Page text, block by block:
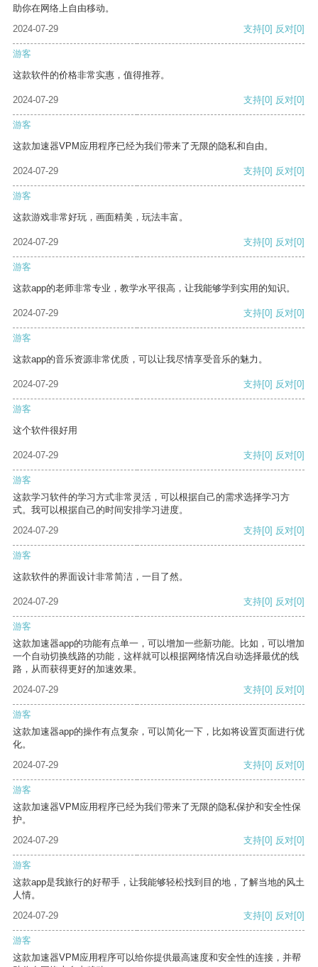
助你在网络上自由移动。
2024-07-29
支持[0] 反对[0]
游客
这款软件的价格非常实惠，值得推荐。
2024-07-29 支持[0] 反对[0]
游客
这款加速器VPM应用程序已经为我们带来了无限的隐私和自由。
2024-07-29 支持[0] 反对[0]
游客
这款游戏非常好玩，画面精美，玩法丰富。
2024-07-29 支持[0] 反对[0]
游客
这款app的老师非常专业，教学水平很高，让我能够学到实用的知识。
2024-07-29 支持[0] 反对[0]
游客
这款app的音乐资源非常优质，可以让我尽情享受音乐的魅力。
2024-07-29 支持[0] 反对[0]
游客
这个软件很好用
2024-07-29 支持[0] 反对[0]
游客
这款学习软件的学习方式非常灵活，可以根据自己的需求选择学习方
式。我可以根据自己的时间安排学习进度。
2024-07-29
支持[0] 反对[0]
游客
这款软件的界面设计非常简洁，一目了然。
2024-07-29 支持[0] 反对[0]
游客
这款加速器app的功能有点单一，可以增加一些新功能。比如，可以增加
一个自动切换线路的功能，这样就可以根据网络情况自动选择最优的线
路，从而获得更好的加速效果。
2024-07-29
支持[0] 反对[0]
游客
这款加速器app的操作有点复杂，可以简化一下，比如将设置页面进行优
化。
2024-07-29
支持[0] 反对[0]
游客
这款加速器VPM应用程序已经为我们带来了无限的隐私保护和安全性保
护。
2024-07-29
支持[0] 反对[0]
游客
这款app是我旅行的好帮手，让我能够轻松找到目的地，了解当地的风土
人情。
2024-07-29
支持[0] 反对[0]
游客
这款加速器VPM应用程序可以给你提供最高速度和安全性的连接，并帮